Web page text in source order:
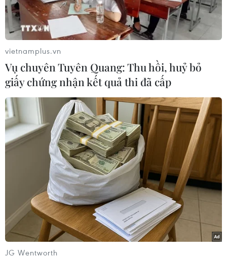
Thủ tướng Phạm Minh Chính chủ trì Hội nghị về thực hiện mô
hình chính quyền địa phương 2 cấp và triển khai các dự án
trọng điểm vùng Đồng bằng sông Cửu Long. (Ảnh: Dương
Giang/TTXVN)
vietnamplus.vn
Vụ chuyên Tuyên Quang: Thu hồi, huỷ bỏ
giấy chứng nhận kết quả thi đã cấp
JG Wentworth